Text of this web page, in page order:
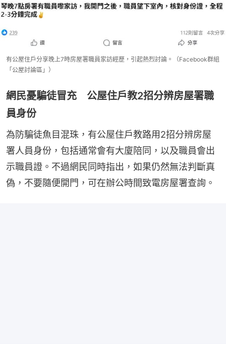
有公屋住戶分享晚上7時房屋署職員家訪經歷，引起熱烈討論。（Facebook群組
「公屋討論區」）
網民憂騙徒冒充 公屋住戶教2招分辨房屋署職
員身份
為防騙徒魚目混珠，有公屋住戶教路用2招分辨房屋
署人員身份，包括通常會有大廈陪同，以及職員會出
示職員證。不過網民同時指出，如果仍然無法判斷真
偽，不要隨便開門，可在辦公時間致電房屋署查詢。